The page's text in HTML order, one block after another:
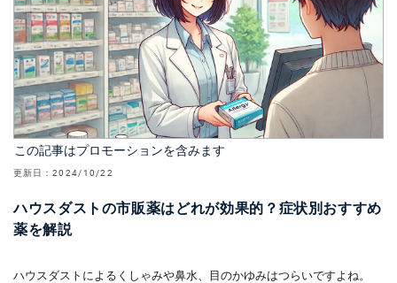
この記事はプロモーションを含みます
更新日： 2024/10/22
ハウスダストの市販薬はどれが効果的？症状別おすすめ
薬を解説
ハウスダストによるくしゃみや鼻水、目のかゆみはつらいですよね。